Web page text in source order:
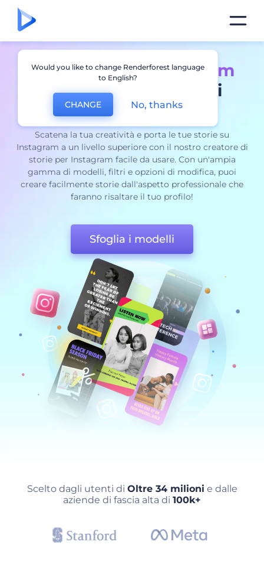
Ottienistorie Instagram
coinvolgenti
in pochi
istanti
Scatena la tua creatività e porta le tue storie su
Instagram a un livello superiore con il nostro creatore di
storie per Instagram facile da usare. Con un'ampia
gamma di modelli, filtri e opzioni di modifica, puoi
creare facilmente storie dall'aspetto professionale che
faranno risaltare il tuo profilo!
Sfoglia i modelli
Scelto dagli utenti di Oltre 34 milioni e dalle
aziende di fascia alta di 100k+
Would you like to change Renderforest language
to English?
CHANGE No, thanks